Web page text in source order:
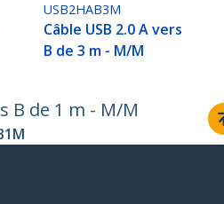
USB2HAB3M
Câble USB 2.0 A vers
B de 3 m - M/M
B de 1 m - M/M